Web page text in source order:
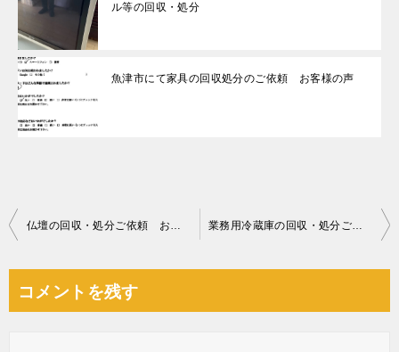
ル等の回収・処分
魚津市にて家具の回収処分のご依頼 お客様の声
投
ビ
仏壇の回収・処分ご依頼 お客様の声 業務用冷蔵庫の回収・処分ご依頼 お客様の声
コメントを残す